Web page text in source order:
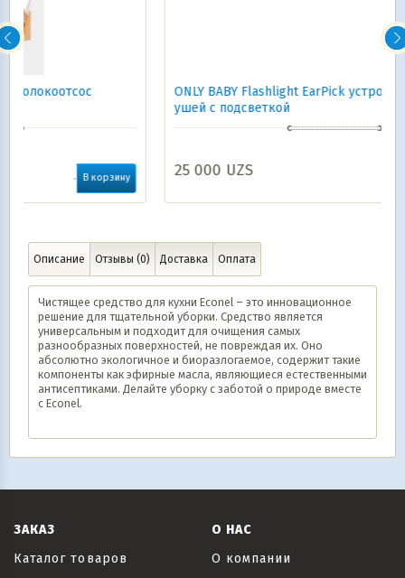
ONLY BABY Flashlight EarPick устройство для чистки
ушей с подсветкой
25 000UZS
Описание Отзывы (0) Доставка Оплата
Чистящее средство для кухни Econel – это инновационное
решение для тщательной уборки. Средство является
универсальным и подходит для очищения самых
разнообразных поверхностей, не повреждая их. Оно
абсолютно экологичное и биоразлогаемое, содержит такие
компоненты как эфирные масла, являющиеся естественными
антисептиками. Делайте уборку с заботой о природе вместе
с Econel.
ЗАКАЗ
Каталог товаров
О НАС
О компании